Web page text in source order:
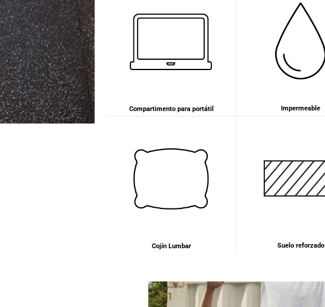
Compartimento para portátil Impermeable
Cojín Lumbar Suelo reforzado